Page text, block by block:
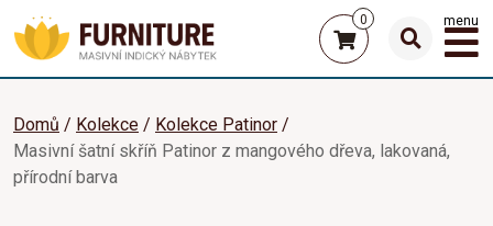
0 menu
Domů Kolekce
Kolekce Patinor
Masivní šatní skříň Patinor z mangového dřeva, lakovaná,
přírodní barva